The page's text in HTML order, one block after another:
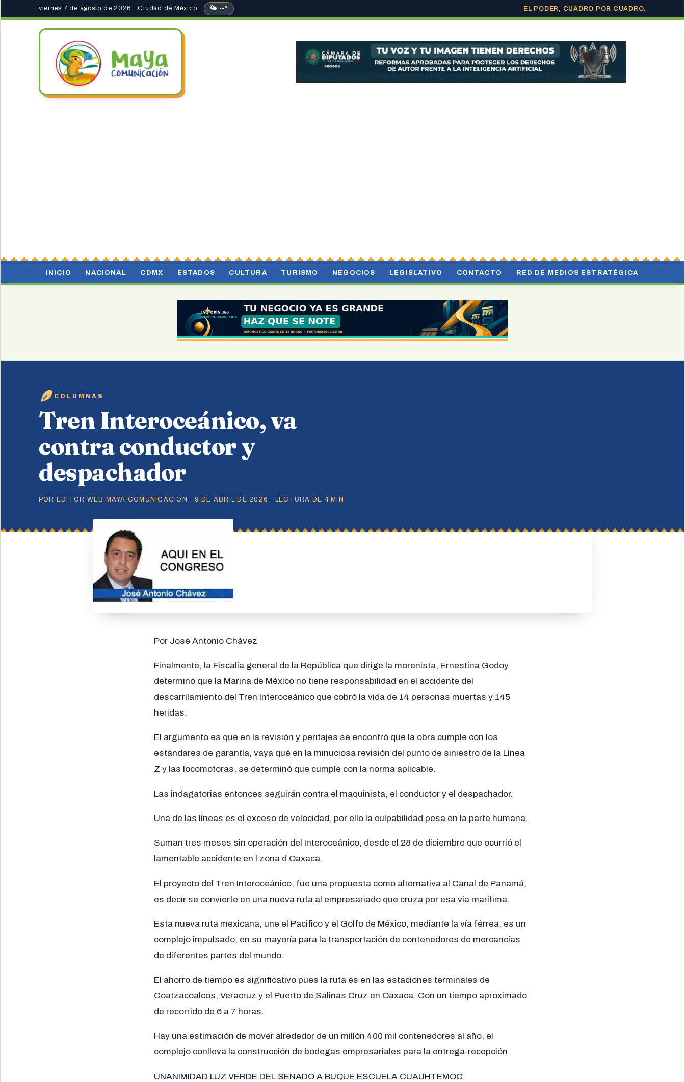
viernes 7 de agosto de 2026 · Ciudad de México 🌤 --° EL PODER, CUADRO POR CUADRO.
INICIO NACIONAL CDMX ESTADOS CULTURA TURISMO NEGOCIOS LEGISLATIVO CONTACTO RED DE MEDIOS ESTRATÉGICA
COLUMNAS
Tren Interoceánico, va
contra conductor y
despachador
POR EDITOR WEB MAYA COMUNICACIÓN · 9 DE ABRIL DE 2026 · LECTURA DE 4 MIN
Por José Antonio Chávez
Finalmente, la Fiscalía general de la República que dirige la morenista, Ernestina Godoy
determinó que la Marina de México no tiene responsabilidad en el accidente del
descarrilamiento del Tren Interoceánico que cobró la vida de 14 personas muertas y 145
heridas.
El argumento es que en la revisión y peritajes se encontró que la obra cumple con los
estándares de garantía, vaya qué en la minuciosa revisión del punto de siniestro de la Línea
Z y las locomotoras, se determinó que cumple con la norma aplicable.
Las indagatorias entonces seguirán contra el maquinista, el conductor y el despachador.
Una de las líneas es el exceso de velocidad, por ello la culpabilidad pesa en la parte humana.
Suman tres meses sin operación del Interoceánico, desde el 28 de diciembre que ocurrió el
lamentable accidente en l zona d Oaxaca.
El proyecto del Tren Interoceánico, fue una propuesta como alternativa al Canal de Panamá,
es decir se convierte en una nueva ruta al empresariado que cruza por esa vía marítima.
Esta nueva ruta mexicana, une el Pacifico y el Golfo de México, mediante la vía férrea, es un
complejo impulsado, en su mayoría para la transportación de contenedores de mercancías
de diferentes partes del mundo.
El ahorro de tiempo es significativo pues la ruta es en las estaciones terminales de
Coatzacoalcos, Veracruz y el Puerto de Salinas Cruz en Oaxaca. Con un tiempo aproximado
de recorrido de 6 a 7 horas.
Hay una estimación de mover alrededor de un millón 400 mil contenedores al año, el
complejo conlleva la construcción de bodegas empresariales para la entrega-recepción.
UNANIMIDAD LUZ VERDE DEL SENADO A BUQUE ESCUELA CUAUHTEMOC